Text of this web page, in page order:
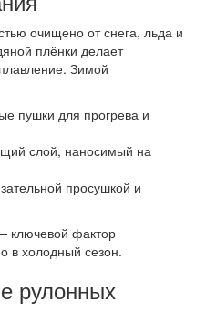
очищено от снега, льда и
плёнки делает
Зимой
пушки для прогрева и
слой, наносимый на
просушкой и
ключевой фактор
в холодный сезон.
рулонных